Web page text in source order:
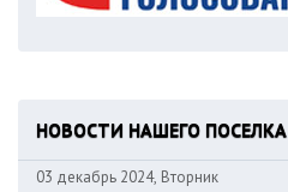
НОВОСТИ НАШЕГО ПОСЕЛКА
03 декабрь 2024, Вторник